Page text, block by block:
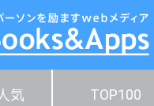
気 TOP100